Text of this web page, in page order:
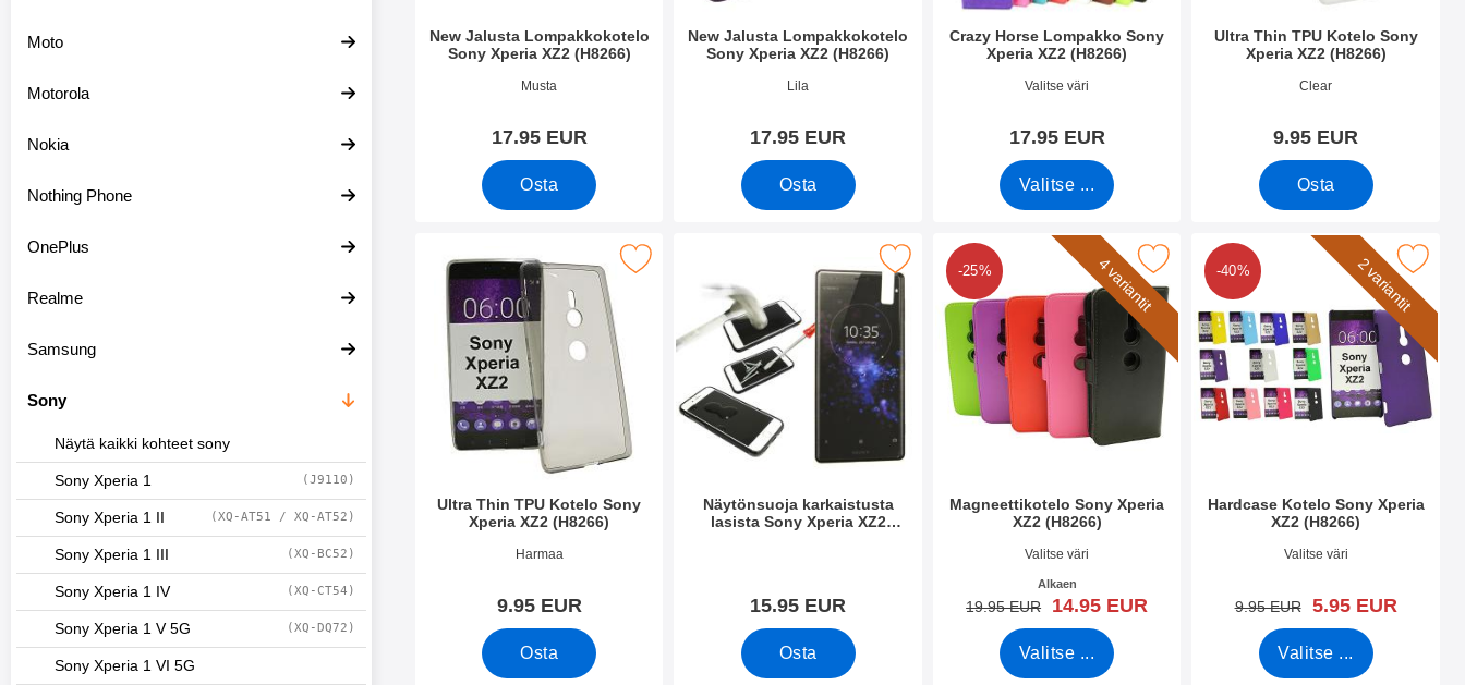
Moto
Motorola
Nokia
Nothing Phone
OnePlus
Realme
Samsung
Sony
Näytä kaikki kohteet sony
Sony Xperia 1 (J9110)
Sony Xperia 1 II (XQ-AT51 / XQ-AT52)
Sony Xperia 1 III (XQ-BC52)
Sony Xperia 1 IV (XQ-CT54)
Sony Xperia 1 V 5G (XQ-DQ72)
Sony Xperia 1 VI 5G
New Jalusta Lompakkokotelo
Sony Xperia XZ2 (H8266)
Tuote.nro 44131
Musta
17.95 EUR
Osta
New Jalusta Lompakkokotelo
Sony Xperia XZ2 (H8266)
Tuote.nro 33639
Lila
17.95 EUR
Osta
Crazy Horse Lompakko Sony
Xperia XZ2 (H8266)
Tuote.nro 26634
Valitse väri
17.95 EUR
Valitse ...
Ultra Thin TPU Kotelo Sony
Xperia XZ2 (H8266)
Tuote.nro 26437
Clear
9.95 EUR
Osta
Ultra Thin TPU Kotelo Sony
Xperia XZ2 (H8266)
Tuote.nro 26434
Harmaa
9.95 EUR
Osta
Merkitse ultra Thin TPU Kotelo Sony Xperia XZ2 (H8266) suosikiksi
Näytönsuoja karkaistusta
lasista Sony Xperia XZ2
15.95 EUR
Osta
Merkitse näytönsuoja karkaistusta lasista Sony Xperia XZ2 (H8266) suosikiksi
4 variantit
-25%
Magneettikotelo Sony Xperia
XZ2 (H8266)
Tuote.nro 27039
Valitse väri
Alkaen
vanha hinta
19.95 EUR uusi hinta
14.95 EUR
Valitse ...
Merkitse magneettikotelo Sony Xperia XZ2 (H8266) suosikiksi
2 variantit
-40%
Hardcase Kotelo Sony Xperia
XZ2 (H8266)
Tuote.nro 26161
Valitse väri
vanha hinta
9.95 EUR uusi hinta
5.95 EUR
Valitse ...
Merkitse hardcase Kotelo Sony